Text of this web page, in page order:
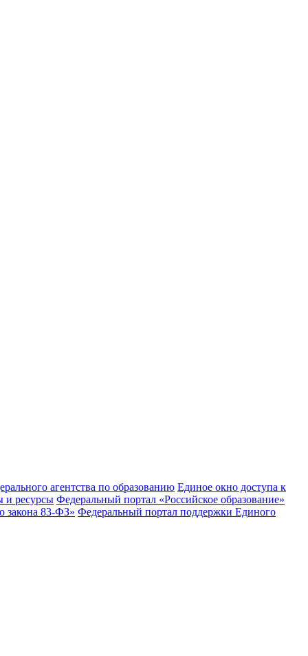
агентства по образованию Единое окно доступа к
и ресурсы Федеральный портал «Российское образование»
закона 83-ФЗ» Федеральный портал поддержки Единого